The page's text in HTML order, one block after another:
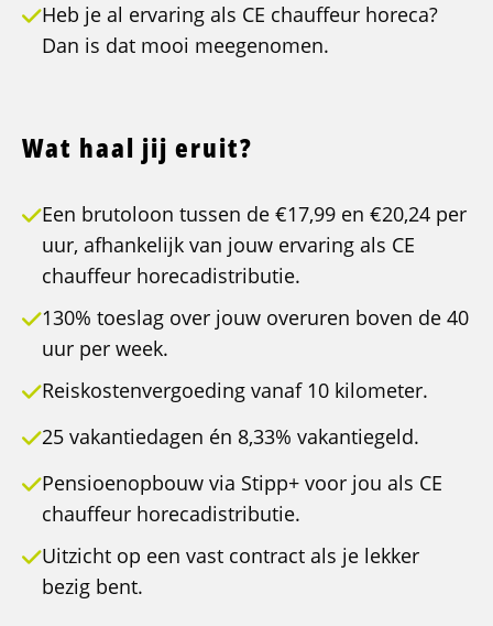
Heb je al ervaring als CE chauffeur horeca?
Dan is dat mooi meegenomen.
Wat haal jij eruit?
Een brutoloon tussen de €17,99 en €20,24 per
uur, afhankelijk van jouw ervaring als CE
chauffeur horecadistributie.
130% toeslag over jouw overuren boven de 40
uur per week.
Reiskostenvergoeding vanaf 10 kilometer.
25 vakantiedagen én 8,33% vakantiegeld.
Pensioenopbouw via Stipp+ voor jou als CE
chauffeur horecadistributie.
Uitzicht op een vast contract als je lekker
bezig bent.